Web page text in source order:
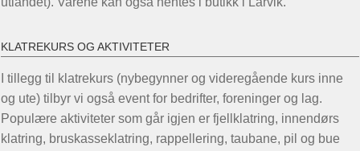
KLATREKURS OG AKTIVITETER
I tillegg til klatrekurs (nybegynner og videregående kurs inne
og ute) tilbyr vi også event for bedrifter, foreninger og lag.
Populære aktiviteter som går igjen er fjellklatring, innendørs
klatring, bruskasseklatring, rappellering, taubane, pil og bue